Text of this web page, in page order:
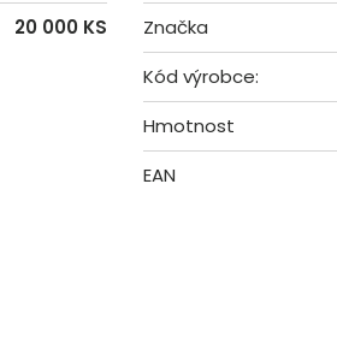
20 000 KS
Značka
Kód výrobce:
Hmotnost
EAN